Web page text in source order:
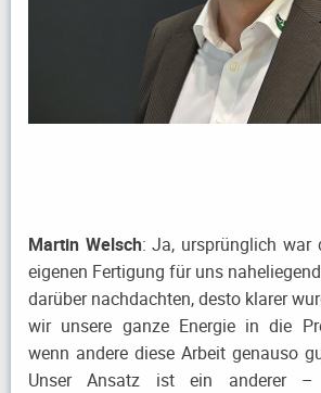
Martin Welsch: Ja, ursprünglich war
eigenen Fertigung für uns
darüber nachdachten, desto klarer
wir unsere ganze Energie in die
wenn andere diese Arbeit genauso
Unser Ansatz ist ein anderer